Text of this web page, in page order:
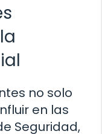
no solo
en las
Seguridad,